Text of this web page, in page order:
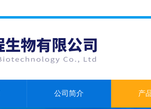
公司简介 产